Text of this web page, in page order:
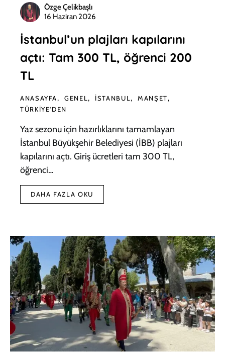
Özge Çelikbaşlı
16 Haziran 2026
İstanbul’un plajları kapılarını
açtı: Tam 300 TL, öğrenci 200
TL
ANASAYFA GENEL İSTANBUL
MANŞET
TÜRKIYE'DEN
Yaz sezonu için hazırlıklarını tamamlayan
İstanbul Büyükşehir Belediyesi (İBB) plajları
kapılarını açtı. Giriş ücretleri tam 300 TL,
öğrenci…
DAHA FAZLA OKU